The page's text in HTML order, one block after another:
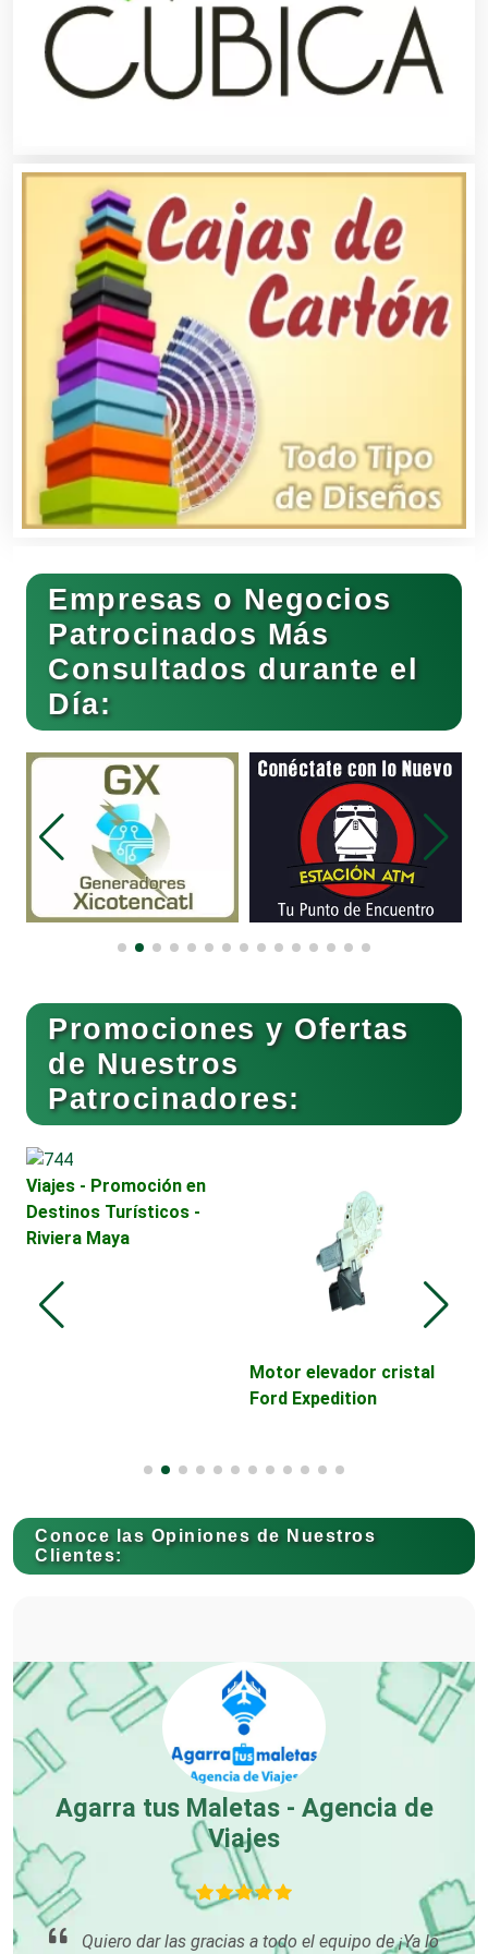
Automóviles Nuevos y Usados
Autopartes Eléctricas
Avaluos
Balnearios
Bancos
Banquetes
Bares y Cantinas
Basculas
Bebidas
Belleza
Bordados y Estampados
Boutiques
Buceo
Cafeterías
Cajas de Ahorro
Carpinterías
Centros Comerciales
Centros de Espectáculos
Empresas o Negocios
Patrocinados Más
Consultados durante el
Día:
Promociones y Ofertas
de Nuestros
Patrocinadores:
Viajes - Promoción en
Destinos Turísticos -
Riviera Maya
Motor elevador cristal
Ford Expedition
Conoce las Opiniones de Nuestros
Clientes:
Agarra tus Maletas - Agencia de
Viajes
Quiero dar las gracias a todo el equipo de ¡Ya lo